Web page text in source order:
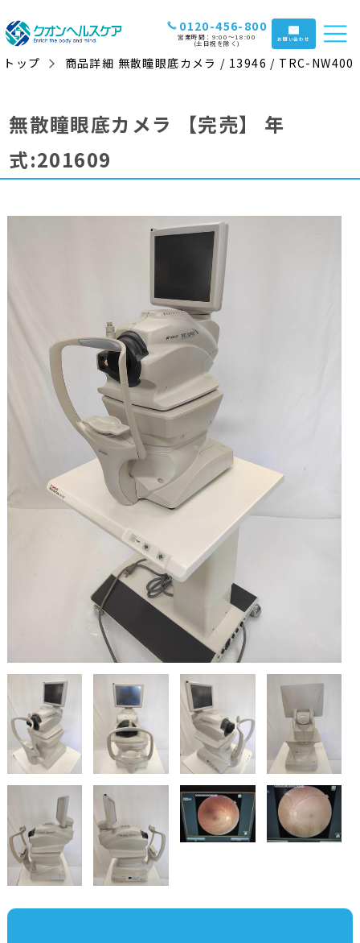
0120-456-800
営業時間：9:00〜18:00
(土日祝を除く) お問い合わせ
トップ 商品詳細 無散瞳眼底カメラ / 13946 / TRC-NW400
無散瞳眼底カメラ 【完売】
年
式:201609